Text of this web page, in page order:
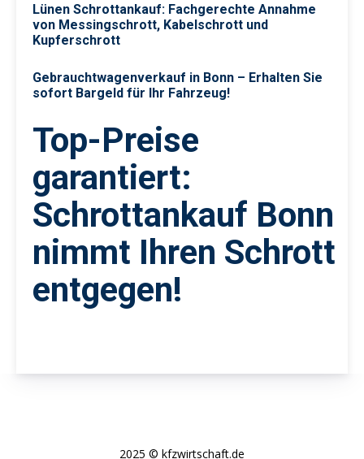
Lünen Schrottankauf: Fachgerechte Annahme
von Messingschrott, Kabelschrott und
Kupferschrott
Gebrauchtwagenverkauf in Bonn – Erhalten Sie
sofort Bargeld für Ihr Fahrzeug!
Top-Preise
garantiert:
Schrottankauf Bonn
nimmt Ihren Schrott
entgegen!
2025 © kfzwirtschaft.de